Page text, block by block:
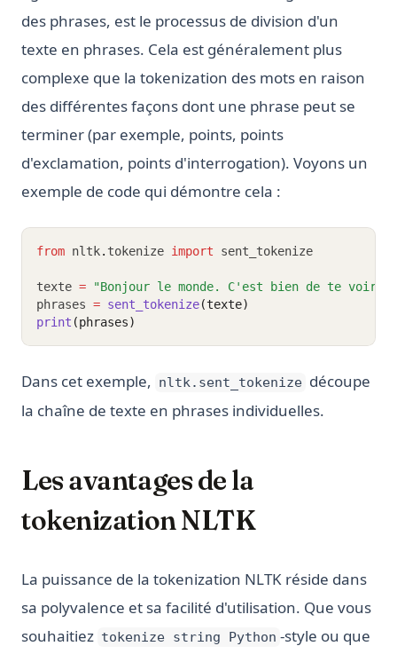
des phrases, est le processus de division d'un
texte en phrases. Cela est généralement plus
complexe que la tokenization des mots en raison
des différentes façons dont une phrase peut se
terminer (par exemple, points, points
d'exclamation, points d'interrogation). Voyons un
exemple de code qui démontre cela :
from nltk. tokenize import sent_tokenize
texte =
"Bonjour le monde. C'est bien de te
phrases = sent_tokenize(texte)
print (phrases)
Dans cet exemple, nltk.sent_tokenize découpe
la chaîne de texte en phrases individuelles.
Les avantages de la
tokenization NLTK
La puissance de la tokenization NLTK réside dans
sa polyvalence et sa facilité d'utilisation. Que vous
souhaitiez tokenize string Python -style ou que